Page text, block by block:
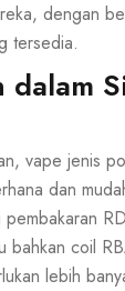
dengan
tersedia.
dalam
vape jenis
dan
bahkan coil
lebih